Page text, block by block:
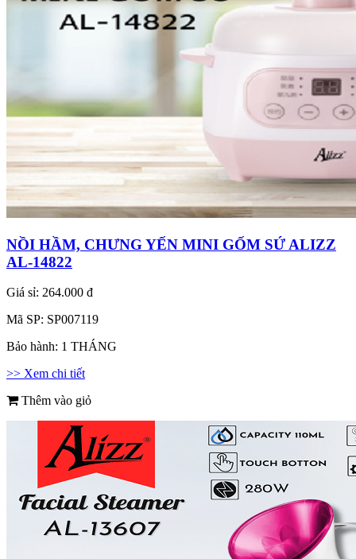
NỒI HẦM, CHƯNG YẾN MINI GỐM SỨ ALIZZ
AL-14822
Giá sỉ: 264.000 đ
Mã SP: SP007119
Bảo hành: 1 THÁNG
>> Xem chi tiết
Thêm vào giỏ